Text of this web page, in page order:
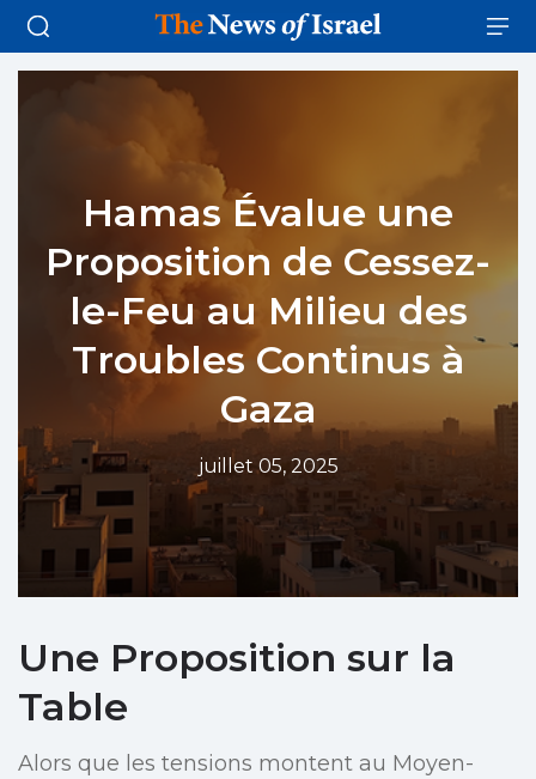
Hamas Évalue une
Proposition de Cessez-
le-Feu au Milieu des
Troubles Continus à
Gaza
juillet 05, 2025
Une Proposition sur la
Table
Alors que les tensions montent au Moyen-